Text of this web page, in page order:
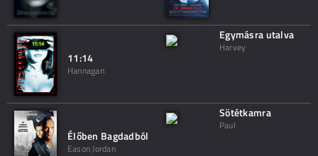
11:14
Hannagan
Egymásra utalva
Harvey
Élőben Bagdadból
Eason Jordan
Sötétkamra
Paul